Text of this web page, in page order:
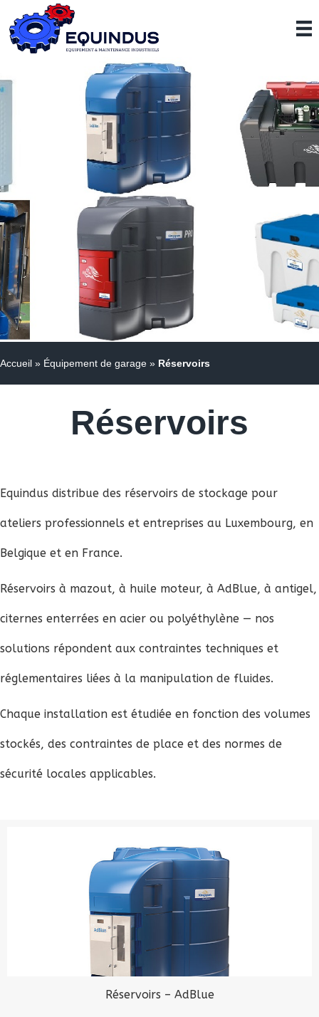
Accueil » Équipement de garage » Réservoirs
Réservoirs
Equindus distribue des réservoirs de stockage pour
ateliers professionnels et entreprises au Luxembourg, en
Belgique et en France.
Réservoirs à mazout, à huile moteur, à AdBlue, à antigel,
citernes enterrées en acier ou polyéthylène — nos
solutions répondent aux contraintes techniques et
réglementaires liées à la manipulation de fluides.
Chaque installation est étudiée en fonction des volumes
stockés, des contraintes de place et des normes de
sécurité locales applicables.
Réservoirs – AdBlue